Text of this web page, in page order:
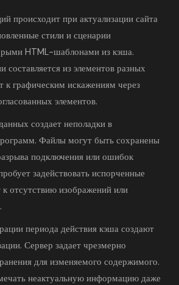
происходит при актуализации сайта
стили и сценарии
HTML-шаблонами из кэша.
составляется из элементов разных
к графическим искажениям через
элементов.
создает неполадки в
Файлы могут быть сохранены
подключения или ошибок
задействовать испорченные
к отсутствию изображений или
периода действия кэша создают
Сервер задает чрезмерно
для изменяемого содержимого.
неактуальную информацию даже